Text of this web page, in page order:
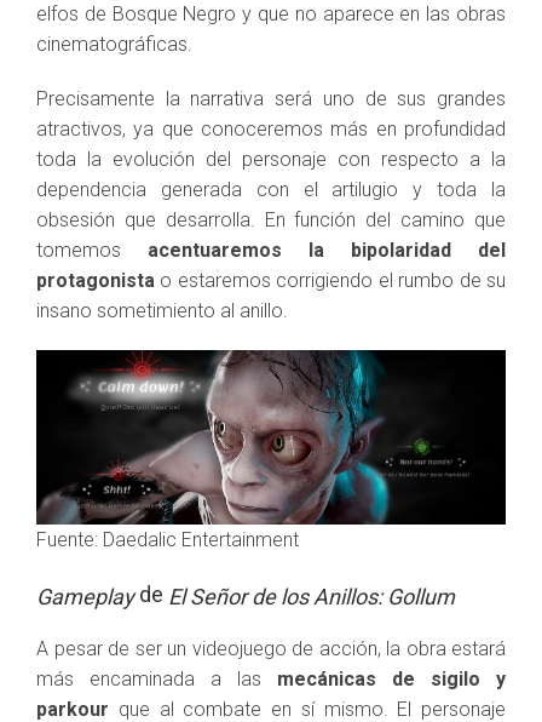
elfos de Bosque Negro y que no aparece en las obras
cinematográficas.
Precisamente la narrativa será uno de sus grandes
atractivos, ya que conoceremos más en profundidad
toda la evolución del personaje con respecto a la
dependencia generada con el artilugio y toda la
obsesión que desarrolla. En función del camino que
tomemos acentuaremos la bipolaridad del
protagonista o estaremos corrigiendo el rumbo de su
insano sometimiento al anillo.
Fuente: Daedalic Entertainment
Gameplayde El Señor de los Anillos: Gollum
A pesar de ser un videojuego de acción, la obra estará
más encaminada a las mecánicas de sigilo y
parkour que al combate en sí mismo. El personaje